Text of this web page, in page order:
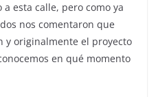
esta calle, pero como ya
nos comentaron que
y originalmente el proyecto
en qué momento